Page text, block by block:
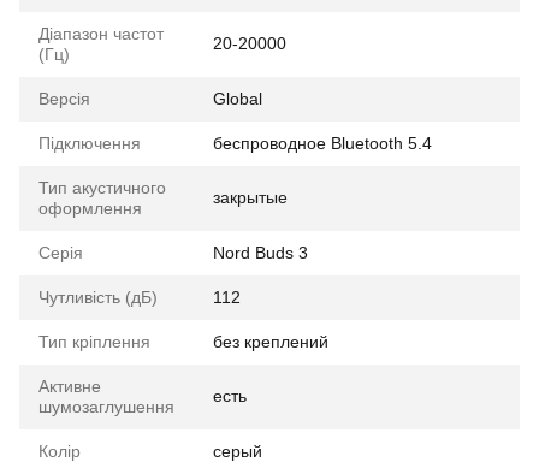
Діапазон частот
(Гц)
20-20000
Версія Global
Підключення беспроводное Bluetooth 5.4
Тип акустичного
оформлення
закрытые
Серія Nord Buds 3
Чутливість (дБ) 112
Тип кріплення без креплений
Активне
шумозаглушення
есть
Колір серый